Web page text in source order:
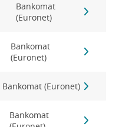
Bankomat
(Euronet)
Bankomat
(Euronet)
Bankomat (Euronet)
Bankomat